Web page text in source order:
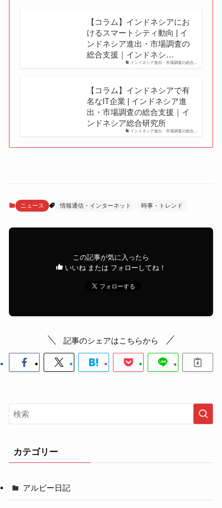
インドネシア進出・市場調査の総合…
【コラム】インドネシアにお
けるスマートシティ動向 | イ
ンドネシア進出・市場調査の
総合支援｜インドネシ…
インドネシア進出・市場調査の総合…
【コラム】インドネシアで有
名なIT企業 | インドネシア進
出・市場調査の総合支援｜イ
ンドネシア総合研究所
ニュース 情報通信・インターネット 時事・トレンド
この記事が気に入ったら
いいね または フォローしてね！
記事のシェアはこちらから
カテゴリー
アルビー日記